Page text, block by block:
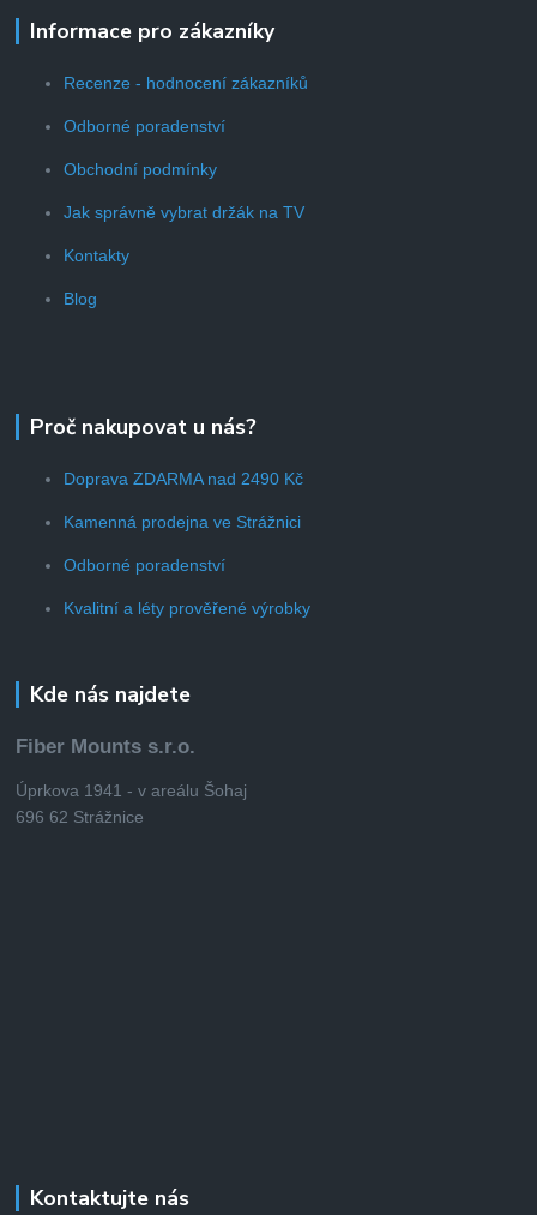
Informace pro zákazníky
Recenze - hodnocení zákazníků
Odborné poradenství
Obchodní podmínky
Jak správně vybrat držák na TV
Kontakty
Blog
Proč nakupovat u nás?
Doprava ZDARMA nad 2490 Kč
Kamenná prodejna ve Strážnici
Odborné poradenství
Kvalitní a léty prověřené výrobky
Kde nás najdete
Fiber Mounts s.r.o.
Úprkova 1941 - v areálu Šohaj
696 62 Strážnice
Kontaktujte nás